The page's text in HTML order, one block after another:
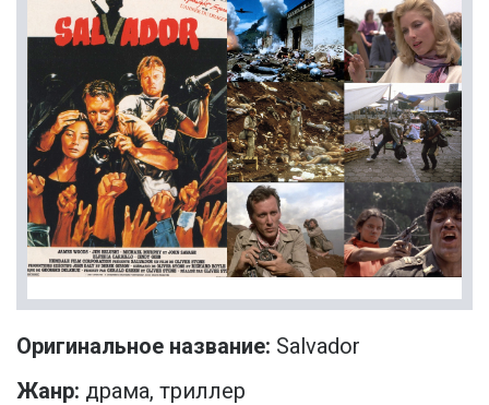
Оригинальное название: Salvador
Жанр: драма, триллер